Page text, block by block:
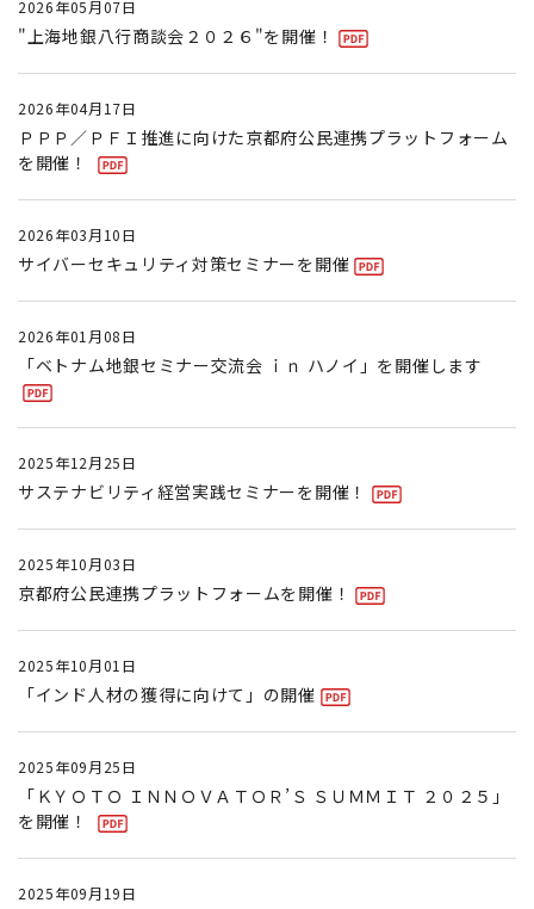
2026年05月07日
"上海地銀八行商談会２０２６"を開催！
2026年04月17日
ＰＰＰ／ＰＦＩ推進に向けた京都府公民連携プラットフォーム
を開催！
2026年03月10日
サイバーセキュリティ対策セミナーを開催
2026年01月08日
「ベトナム地銀セミナー交流会 ｉｎ ハノイ」を開催します
2025年12月25日
サステナビリティ経営実践セミナーを開催！
2025年10月03日
京都府公民連携プラットフォームを開催！
2025年10月01日
「インド人材の獲得に向けて」の開催
2025年09月25日
「ＫＹＯＴＯ ＩＮＮＯＶＡＴＯＲ’Ｓ ＳＵＭＭＩＴ ２０２５」
を開催！
2025年09月19日